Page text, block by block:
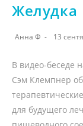
Желудка
Анна Ф 13
В видео-беседе
Сэм Клемпнер
для будущего